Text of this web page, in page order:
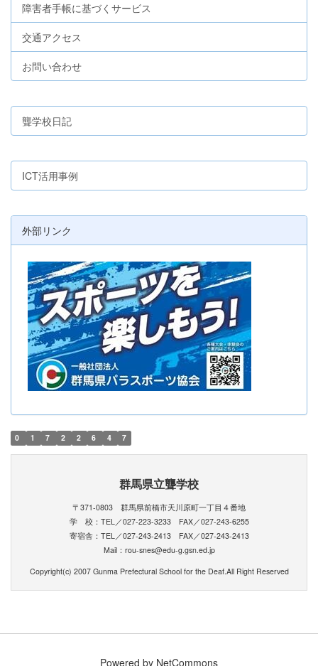
障害者手帳に基づくサービス
交通アクセス
お問い合わせ
聾学校日記
ICT活用事例
外部リンク
0 1 7 2 2 6 4 7
群馬県立聾学校
〒371-0803 群馬県前橋市天川原町一丁目４番地
学 校：TEL／027-223-3233 FAX／027-243-6255
寄宿舎：TEL／027-243-2413 FAX／027-243-2413
Mail：rou-snes@edu-g.gsn.ed.jp
Copyright(c) 2007 Gunma Prefectural School for the Deaf.All Right Reserved
Powered by NetCommons